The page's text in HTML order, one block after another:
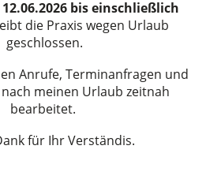
12.06.2026 bis einschließlich
die Praxis wegen Urlaub
geschlossen.
Anrufe, Terminanfragen und
meinen Urlaub zeitnah
bearbeitet.
für Ihr Verständis.